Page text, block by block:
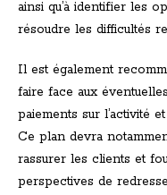
ainsi qu’à identifier les
résoudre les difficultés
Il est également
faire face aux
paiements sur l’activité
Ce plan devra
rassurer les clients et
perspectives de